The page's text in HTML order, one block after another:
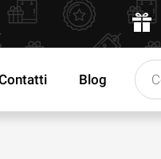
Blog